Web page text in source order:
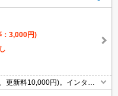
：3,000円)
更新料10,000円)。インター
ち合わせ、物件ご案内可能。